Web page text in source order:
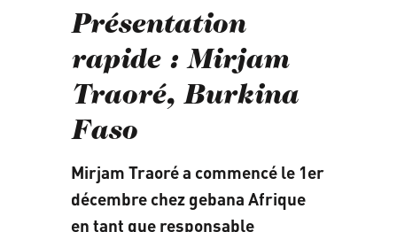
Présentation
rapide : Mirjam
Traoré, Burkina
Faso
Mirjam Traoré a commencé le 1er
décembre chez gebana Afrique
en tant que responsable